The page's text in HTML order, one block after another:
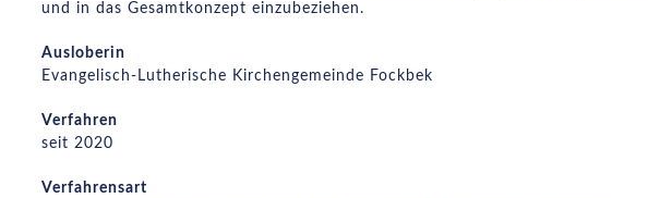
und in das Gesamtkonzept einzubeziehen.
Ausloberin
Evangelisch-Lutherische Kirchengemeinde Fockbek
Verfahren
seit 2020
Verfahrensart